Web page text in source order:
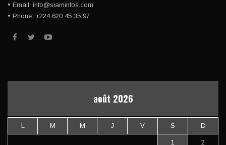
• Email: info@siaminfos.com
• Phone: +224 620 45 35 97
août 2026
L M M J V S D
1 2